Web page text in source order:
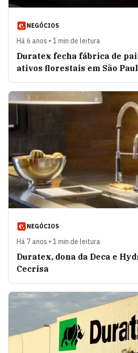
NEGÓCIOS
Há 6 anos • 1 min de leitura
Duratex fecha fábrica de
ativos florestais em São
NEGÓCIOS
Há 7 anos • 1 min de leitura
Duratex, dona da Deca e
Cecrisa